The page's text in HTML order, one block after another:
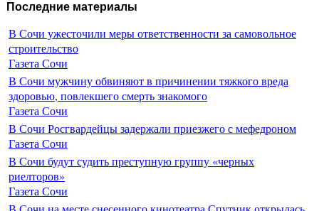
Последние материалы
В Сочи ужесточили меры ответственности за самовольное
строительство
Газета Сочи
В Сочи мужчину обвиняют в причинении тяжкого вреда
здоровью, повлекшего смерть знакомого
Газета Сочи
В Сочи Росгвардейцы задержали приезжего с мефедроном
Газета Сочи
В Сочи будут судить преступную группу «черных
риелторов»
Газета Сочи